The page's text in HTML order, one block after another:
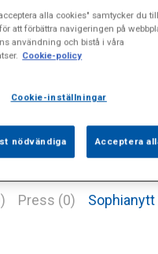
Press (0) Sophianytt
alla cookies" samtycker du
att förbättra navigeringen på
användning och bistå i våra
Cookie-policy
Cookie-inställningar
nödvändiga Acceptera